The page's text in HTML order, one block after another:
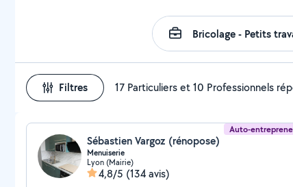
Filtres 17 Particuliers et 10 Professionnels
Auto-
Sébastien Vargoz (rénopose)
Menuiserie
Lyon (Mairie)
4,8/5 (134 avis)